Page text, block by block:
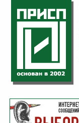
Категория:
Комментарии